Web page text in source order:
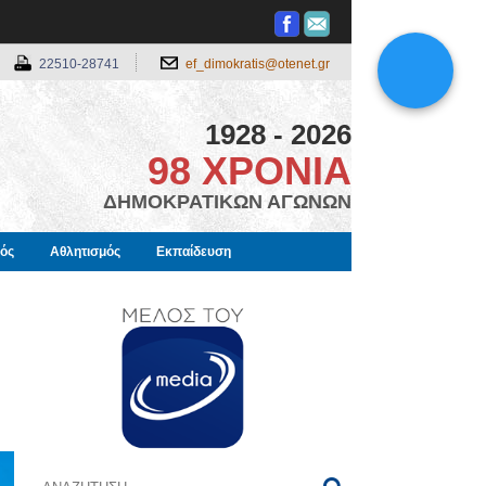
22510-28741 ef_dimokratis@otenet.gr
1928 - 2026
98 ΧΡΟΝΙΑ
ΔΗΜΟΚΡΑΤΙΚΩΝ ΑΓΩΝΩΝ
Αθλητισμός Εκπαίδευση